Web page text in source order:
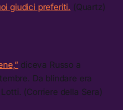
giudici preferiti. (Quartz)
diceva Russo a
Da blindare era
(Corriere della Sera)